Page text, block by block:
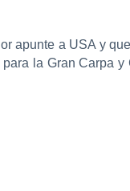
apunte a USA y
la Gran Carpa y